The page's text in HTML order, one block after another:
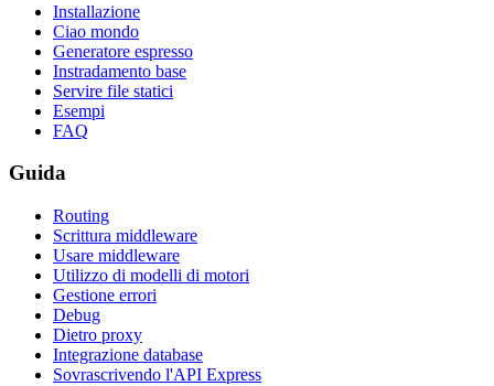
Installazione
Ciao mondo
Generatore espresso
Instradamento base
Servire file statici
Esempi
FAQ
Guida
Routing
Scrittura middleware
Usare middleware
Utilizzo di modelli di motori
Gestione errori
Debug
Dietro proxy
Integrazione database
Sovrascrivendo l'API Express